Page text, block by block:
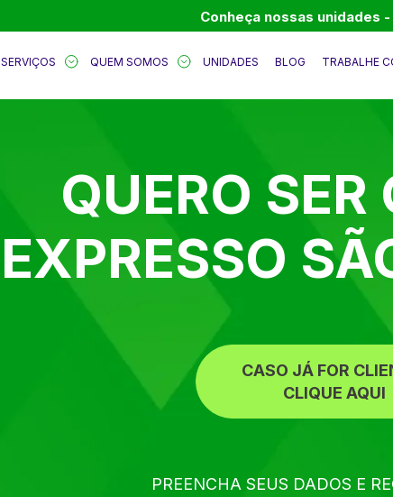
Conheça nossas unidades
SERVIÇOS QUEM SOMOS UNIDADES BLOG TRABALHE
QUERO SER
EXPRESSO
CASO JÁ FOR
CLIQUE AQUI
PREENCHA SEUS DADOS E